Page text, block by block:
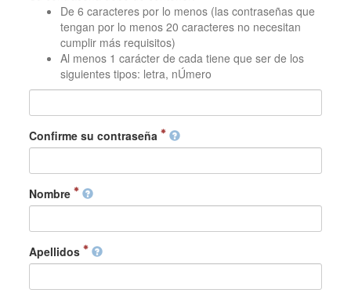
De 6 caracteres por lo menos (las contraseñas que
tengan por lo menos 20 caracteres no necesitan
cumplir más requisitos)
Al menos 1 carácter de cada tiene que ser de los
siguientes tipos: letra, nÚmero
Confirme su contraseña
Nombre
Apellidos